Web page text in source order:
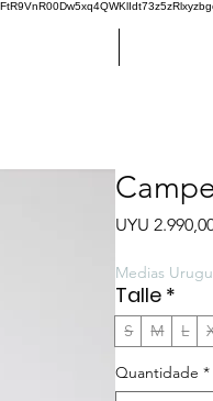
UYU
Medias
Talle *
S M L
Quantidade *